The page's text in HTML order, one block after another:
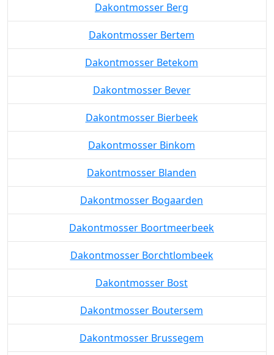
Dakontmosser Berg
Dakontmosser Bertem
Dakontmosser Betekom
Dakontmosser Bever
Dakontmosser Bierbeek
Dakontmosser Binkom
Dakontmosser Blanden
Dakontmosser Bogaarden
Dakontmosser Boortmeerbeek
Dakontmosser Borchtlombeek
Dakontmosser Bost
Dakontmosser Boutersem
Dakontmosser Brussegem